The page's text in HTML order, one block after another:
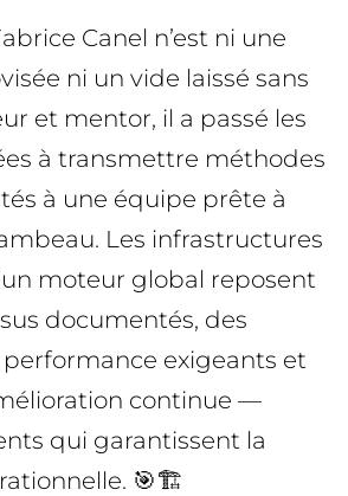
Canel n’est ni une
ni un vide laissé sans
et mentor, il a passé les
à transmettre méthodes
à une équipe prête à
Les infrastructures
moteur global reposent
documentés, des
exigeants et
continue —
qui garantissent la
🎯🏗️